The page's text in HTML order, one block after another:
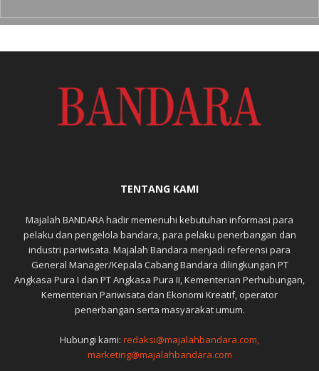
TENTANG KAMI
Majalah BANDARA hadir memenuhi kebutuhan informasi para
pelaku dan pengelola bandara, para pelaku penerbangan dan
industri pariwisata. Majalah Bandara menjadi referensi para
General Manager/Kepala Cabang Bandara dilingkungan PT
Angkasa Pura I dan PT Angkasa Pura II, Kementerian Perhubungan,
Kementerian Pariwisata dan Ekonomi Kreatif, operator
penerbangan serta masyarakat umum.
Hubungi kami: redaksi@majalahbandara.com,
marketing@majalahbandara.com